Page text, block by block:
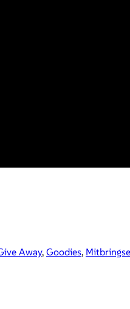
Away, Goodies,